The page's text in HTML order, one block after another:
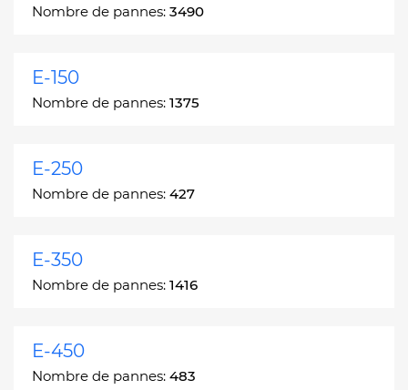
Nombre de pannes: 3490
E-150
Nombre de pannes: 1375
E-250
Nombre de pannes: 427
E-350
Nombre de pannes: 1416
E-450
Nombre de pannes: 483